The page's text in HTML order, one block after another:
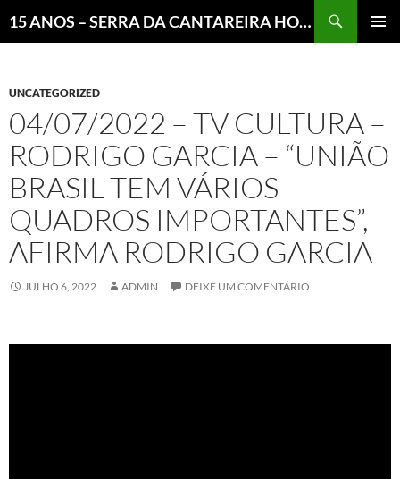
15 ANOS – SERRA DA CANTAREIRA HOJE E COTIDIANO DO BRASIL E DO MUNDO
UNCATEGORIZED
04/07/2022 – TV CULTURA –
RODRIGO GARCIA – “UNIÃO
BRASIL TEM VÁRIOS
QUADROS IMPORTANTES”,
AFIRMA RODRIGO GARCIA
JULHO 6, 2022 ADMIN DEIXE UM COMENTÁRIO